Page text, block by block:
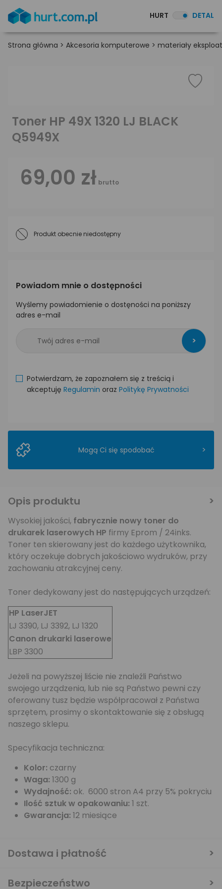
HURT DETAL
Strona główna > Akcesoria komputerowe > materiały
Toner HP 49X 1320 LJ BLACK
Q5949X
69,00 zł brutto
Produkt obecnie niedostępny
Powiadom mnie o dostępności
Wyślemy powiadomienie o dostęności na poniższy
adres e-mail
>
Potwierdzam, że zapoznałem się z treścią i
akceptuję Regulamin oraz Politykę Prywatności
Mogą Ci się spodobać >
Opis produktu
Wysokiej jakości, fabrycznie nowy toner do
drukarek laserowych HP firmy Eprom / 24inks.
Toner ten skierowany jest do każdego użytkownika,
który oczekuje dobrych jakościowo wydruków, przy
zachowaniu atrakcyjnej ceny.
Toner dedykowany jest do następujących urządzeń:
HP LaserJET
LJ 3390, LJ 3392, LJ 1320
Canon drukarki laserowe
LBP 3300
Jeżeli na powyższej liście nie znaleźli Państwo
swojego urządzenia, lub nie są Państwo pewni czy
oferowany tusz będzie współpracował z Państwa
sprzętem, prosimy o skontaktowanie się z obsługą
naszego sklepu.
Specyfikacja techniczna:
Kolor: czarny
Waga: 1300 g
Wydajność: ok. 6000 stron A4 przy 5% pokryciu
Ilość sztuk w opakowaniu: 1 szt.
Gwarancja: 12 miesiące
Dostawa i płatność
Bezpieczeństwo